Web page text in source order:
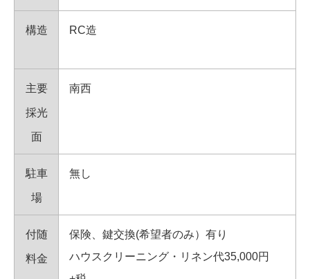
構造 RC造
主要
採光
面
南西
駐車
場
無し
付随
料金
保険、鍵交換(希望者のみ）有り
ハウスクリーニング・リネン代35,000円